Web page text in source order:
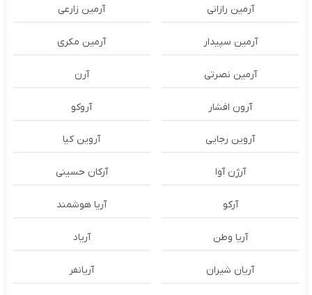
آرمین رازانی آرمین زارعی
آرمین سپیدار آرمین مکری
آرمین نصرتی آرن
آرون افشار آروکو
آروین رجایی آروین کیا
آرژن آوا آرکان حسینی
آرکو آریا هوشمند
آریا وطن آریاد
آریان شیران آریانفر